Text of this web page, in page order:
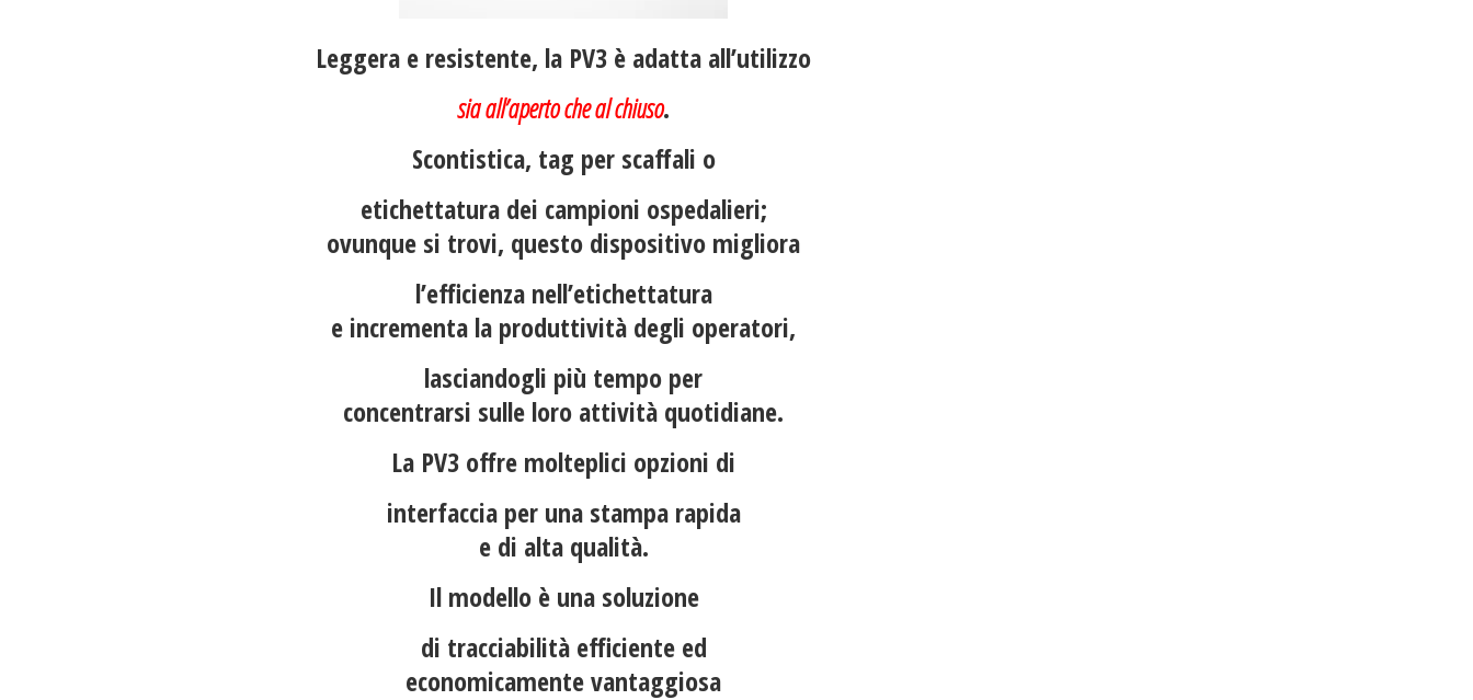
Leggera e resistente, la PV3 è adatta all’utilizzo
sia all’aperto che alchiuso.
Scontistica, tag per scaffali o
etichettatura dei campioni ospedalieri;
ovunque si trovi, questo dispositivo migliora
l’efficienza nell’etichettatura
e incrementa la produttività degli operatori,
lasciandogli più tempo per
concentrarsi sulle loro attività quotidiane.
La PV3 offre molteplici opzioni di
interfaccia per una stampa rapida
e di alta qualità.
Il modello è una soluzione
di tracciabilità efficiente ed
economicamente vantaggiosa